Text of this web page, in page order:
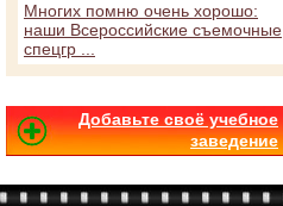
Многих помню очень хорошо:
наши Всероссийские съемочные
спецгр ...
Добавьте своё учебное
заведение